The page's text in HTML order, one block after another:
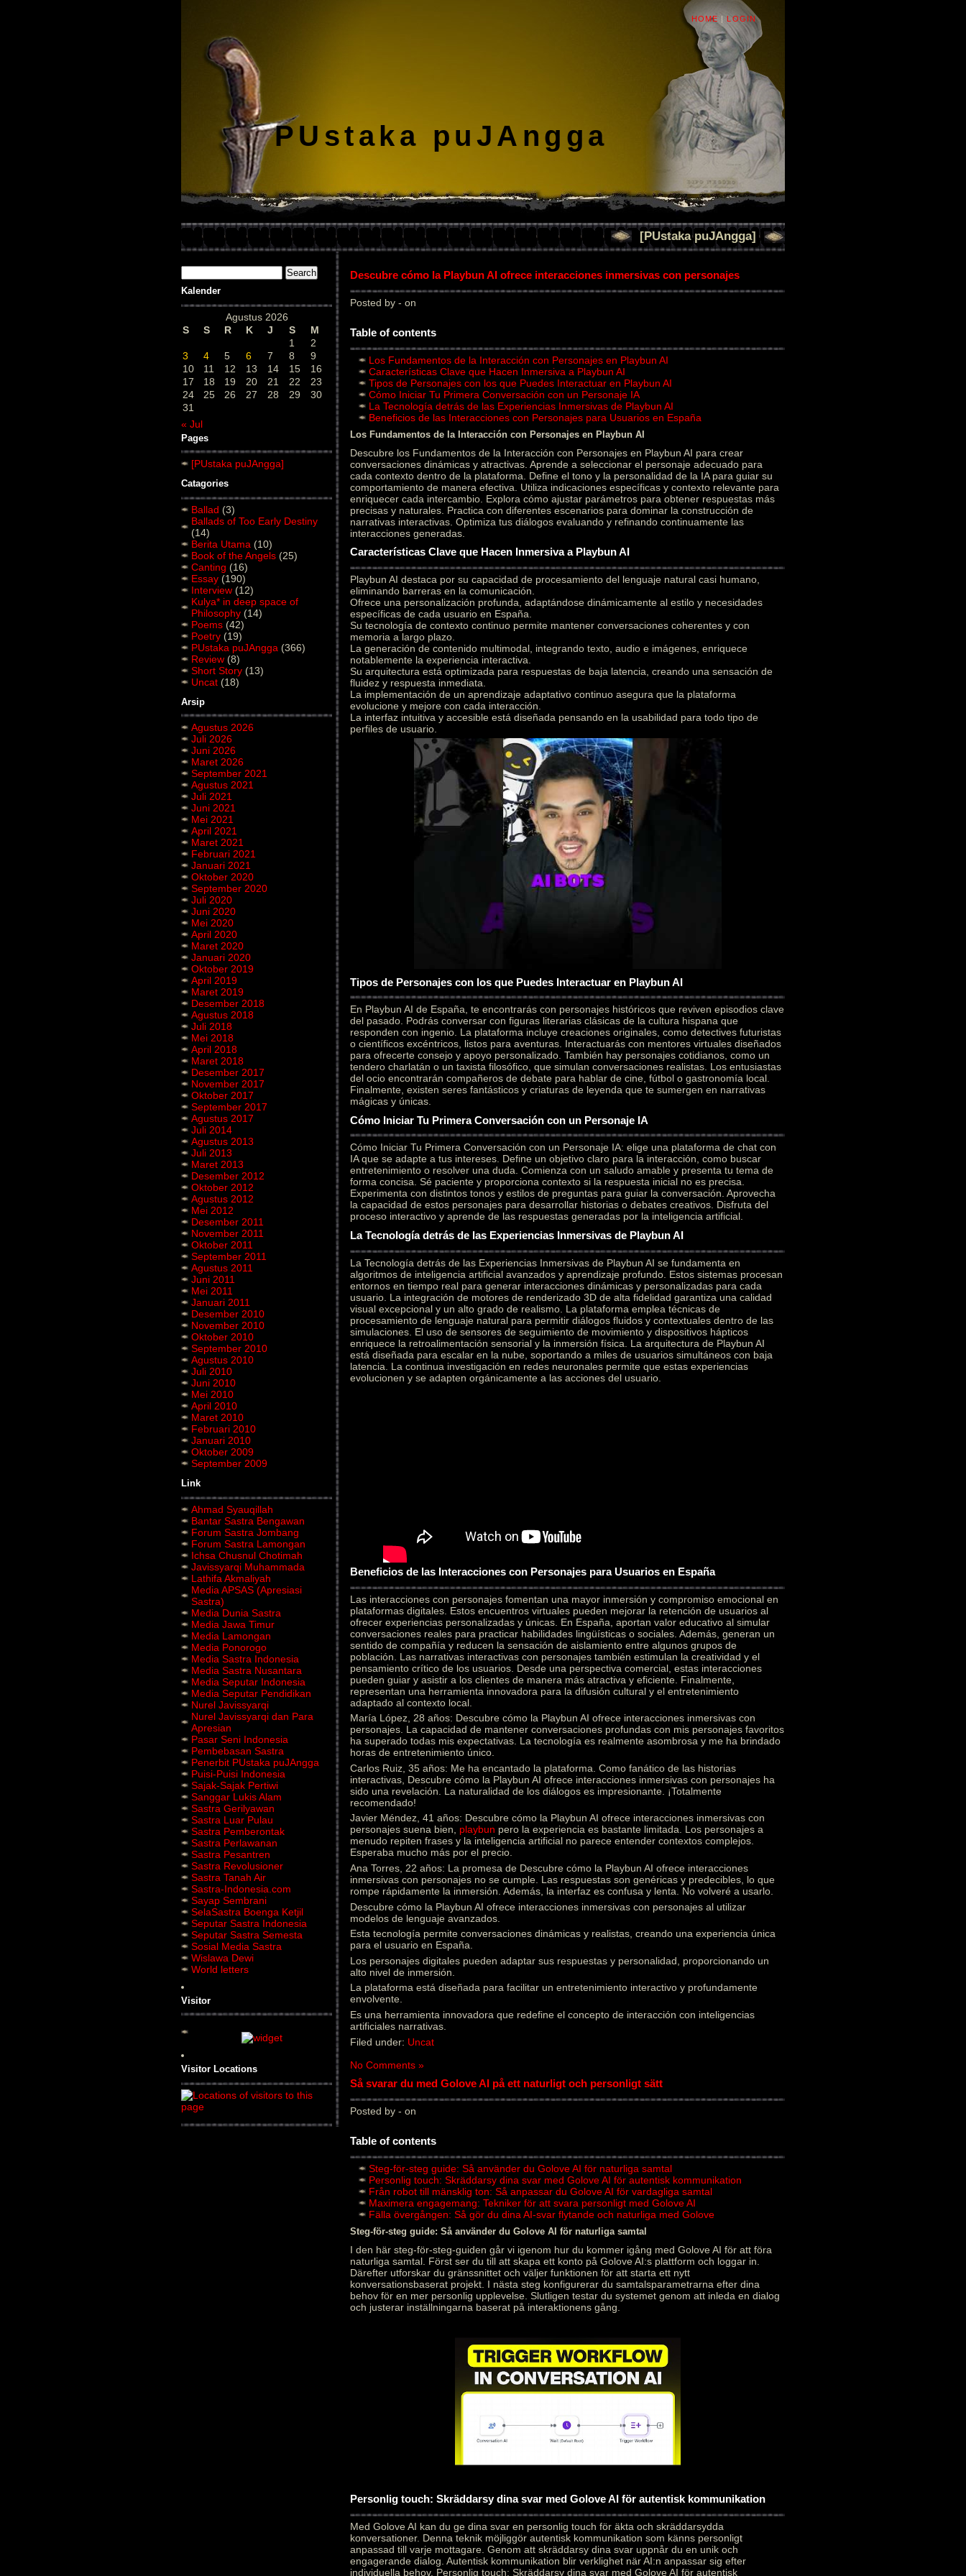
HOME | LOGIN
PUstaka puJAngga
[PUstaka puJAngga]
Kalender
Agustus 2026
S
S R K J S
M
1
2
3
4 5 6 7 8
9
10
11 12 13 14 15
16
17
18 19 20 21 22
23
24
25 26 27 28 29
30
31
« Jul
Pages
[PUstaka puJAngga]
Catagories
Ballad (3)
Ballads of Too Early Destiny
(14)
Berita Utama (10)
Book of the Angels (25)
Canting (16)
Essay (190)
Interview (12)
Kulya* in deep space of
Philosophy (14)
Poems (42)
Poetry (19)
PUstaka puJAngga (366)
Review (8)
Short Story (13)
Uncat (18)
Arsip
Agustus 2026
Juli 2026
Juni 2026
Maret 2026
September 2021
Agustus 2021
Juli 2021
Juni 2021
Mei 2021
April 2021
Maret 2021
Februari 2021
Januari 2021
Oktober 2020
September 2020
Juli 2020
Juni 2020
Mei 2020
April 2020
Maret 2020
Januari 2020
Oktober 2019
April 2019
Maret 2019
Desember 2018
Agustus 2018
Juli 2018
Mei 2018
April 2018
Maret 2018
Desember 2017
November 2017
Oktober 2017
September 2017
Agustus 2017
Juli 2014
Agustus 2013
Juli 2013
Maret 2013
Desember 2012
Oktober 2012
Agustus 2012
Mei 2012
Desember 2011
November 2011
Oktober 2011
September 2011
Agustus 2011
Juni 2011
Mei 2011
Januari 2011
Desember 2010
November 2010
Oktober 2010
September 2010
Agustus 2010
Juli 2010
Juni 2010
Mei 2010
April 2010
Maret 2010
Februari 2010
Januari 2010
Oktober 2009
September 2009
Link
Ahmad Syauqillah
Bantar Sastra Bengawan
Forum Sastra Jombang
Forum Sastra Lamongan
Ichsa Chusnul Chotimah
Javissyarqi Muhammada
Lathifa Akmaliyah
Media APSAS (Apresiasi
Sastra)
Media Dunia Sastra
Media Jawa Timur
Media Lamongan
Media Ponorogo
Media Sastra Indonesia
Media Sastra Nusantara
Media Seputar Indonesia
Media Seputar Pendidikan
Nurel Javissyarqi
Nurel Javissyarqi dan Para
Apresian
Pasar Seni Indonesia
Pembebasan Sastra
Penerbit PUstaka puJAngga
Puisi-Puisi Indonesia
Sajak-Sajak Pertiwi
Sanggar Lukis Alam
Sastra Gerilyawan
Sastra Luar Pulau
Sastra Pemberontak
Sastra Perlawanan
Sastra Pesantren
Sastra Revolusioner
Sastra Tanah Air
Sastra-Indonesia.com
Sayap Sembrani
SelaSastra Boenga Ketjil
Seputar Sastra Indonesia
Seputar Sastra Semesta
Sosial Media Sastra
Wislawa Dewi
World letters
Visitor
Visitor Locations
Descubre cómo la Playbun AI ofrece interacciones inmersivas con personajes
Posted by - on
Table of contents
Los Fundamentos de la Interacción con Personajes en Playbun AI
Características Clave que Hacen Inmersiva a Playbun AI
Tipos de Personajes con los que Puedes Interactuar en Playbun AI
Cómo Iniciar Tu Primera Conversación con un Personaje IA
La Tecnología detrás de las Experiencias Inmersivas de Playbun AI
Beneficios de las Interacciones con Personajes para Usuarios en España
Los Fundamentos de la Interacción con Personajes en Playbun AI
Descubre los Fundamentos de la Interacción con Personajes en Playbun AI para crear
conversaciones dinámicas y atractivas. Aprende a seleccionar el personaje adecuado para
cada contexto dentro de la plataforma. Define el tono y la personalidad de la IA para guiar su
comportamiento de manera efectiva. Utiliza indicaciones específicas y contexto relevante para
enriquecer cada intercambio. Explora cómo ajustar parámetros para obtener respuestas más
precisas y naturales. Practica con diferentes escenarios para dominar la construcción de
narrativas interactivas. Optimiza tus diálogos evaluando y refinando continuamente las
interacciones generadas.
Características Clave que Hacen Inmersiva a Playbun AI
Playbun AI destaca por su capacidad de procesamiento del lenguaje natural casi humano,
eliminando barreras en la comunicación.
Ofrece una personalización profunda, adaptándose dinámicamente al estilo y necesidades
específicas de cada usuario en España.
Su tecnología de contexto continuo permite mantener conversaciones coherentes y con
memoria a largo plazo.
La generación de contenido multimodal, integrando texto, audio e imágenes, enriquece
notablemente la experiencia interactiva.
Su arquitectura está optimizada para respuestas de baja latencia, creando una sensación de
fluidez y respuesta inmediata.
La implementación de un aprendizaje adaptativo continuo asegura que la plataforma
evolucione y mejore con cada interacción.
La interfaz intuitiva y accesible está diseñada pensando en la usabilidad para todo tipo de
perfiles de usuario.
Tipos de Personajes con los que Puedes Interactuar en Playbun AI
En Playbun AI de España, te encontrarás con personajes históricos que reviven episodios clave
del pasado. Podrás conversar con figuras literarias clásicas de la cultura hispana que
responden con ingenio. La plataforma incluye creaciones originales, como detectives futuristas
o científicos excéntricos, listos para aventuras. Interactuarás con mentores virtuales diseñados
para ofrecerte consejo y apoyo personalizado. También hay personajes cotidianos, como un
tendero charlatán o un taxista filosófico, que simulan conversaciones realistas. Los entusiastas
del ocio encontrarán compañeros de debate para hablar de cine, fútbol o gastronomía local.
Finalmente, existen seres fantásticos y criaturas de leyenda que te sumergen en narrativas
mágicas y únicas.
Cómo Iniciar Tu Primera Conversación con un Personaje IA
Cómo Iniciar Tu Primera Conversación con un Personaje IA: elige una plataforma de chat con
IA que se adapte a tus intereses. Define un objetivo claro para la interacción, como buscar
entretenimiento o resolver una duda. Comienza con un saludo amable y presenta tu tema de
forma concisa. Sé paciente y proporciona contexto si la respuesta inicial no es precisa.
Experimenta con distintos tonos y estilos de preguntas para guiar la conversación. Aprovecha
la capacidad de estos personajes para desarrollar historias o debates creativos. Disfruta del
proceso interactivo y aprende de las respuestas generadas por la inteligencia artificial.
La Tecnología detrás de las Experiencias Inmersivas de Playbun AI
La Tecnología detrás de las Experiencias Inmersivas de Playbun AI se fundamenta en
algoritmos de inteligencia artificial avanzados y aprendizaje profundo. Estos sistemas procesan
entornos en tiempo real para generar interacciones dinámicas y personalizadas para cada
usuario. La integración de motores de renderizado 3D de alta fidelidad garantiza una calidad
visual excepcional y un alto grado de realismo. La plataforma emplea técnicas de
procesamiento de lenguaje natural para permitir diálogos fluidos y contextuales dentro de las
simulaciones. El uso de sensores de seguimiento de movimiento y dispositivos hápticos
enriquece la retroalimentación sensorial y la inmersión física. La arquitectura de Playbun AI
está diseñada para escalar en la nube, soportando a miles de usuarios simultáneos con baja
latencia. La continua investigación en redes neuronales permite que estas experiencias
evolucionen y se adapten orgánicamente a las acciones del usuario.
Beneficios de las Interacciones con Personajes para Usuarios en España
Las interacciones con personajes fomentan una mayor inmersión y compromiso emocional en
plataformas digitales. Estos encuentros virtuales pueden mejorar la retención de usuarios al
ofrecer experiencias personalizadas y únicas. En España, aportan valor educativo al simular
conversaciones reales para practicar habilidades lingüísticas o sociales. Además, generan un
sentido de compañía y reducen la sensación de aislamiento entre algunos grupos de
población. Las narrativas interactivas con personajes también estimulan la creatividad y el
pensamiento crítico de los usuarios. Desde una perspectiva comercial, estas interacciones
pueden guiar y asistir a los clientes de manera más atractiva y eficiente. Finalmente,
representan una herramienta innovadora para la difusión cultural y el entretenimiento
adaptado al contexto local.
María López, 28 años: Descubre cómo la Playbun AI ofrece interacciones inmersivas con
personajes. La capacidad de mantener conversaciones profundas con mis personajes favoritos
ha superado todas mis expectativas. La tecnología es realmente asombrosa y me ha brindado
horas de entretenimiento único.
Carlos Ruiz, 35 años: Me ha encantado la plataforma. Como fanático de las historias
interactivas, Descubre cómo la Playbun AI ofrece interacciones inmersivas con personajes ha
sido una revelación. La naturalidad de los diálogos es impresionante. ¡Totalmente
recomendado!
Javier Méndez, 41 años: Descubre cómo la Playbun AI ofrece interacciones inmersivas con
personajes suena bien, playbun pero la experiencia es bastante limitada. Los personajes a
menudo repiten frases y la inteligencia artificial no parece entender contextos complejos.
Esperaba mucho más por el precio.
Ana Torres, 22 años: La promesa de Descubre cómo la Playbun AI ofrece interacciones
inmersivas con personajes no se cumple. Las respuestas son genéricas y predecibles, lo que
rompe rápidamente la inmersión. Además, la interfaz es confusa y lenta. No volveré a usarlo.
Descubre cómo la Playbun AI ofrece interacciones inmersivas con personajes al utilizar
modelos de lenguaje avanzados.
Esta tecnología permite conversaciones dinámicas y realistas, creando una experiencia única
para el usuario en España.
Los personajes digitales pueden adaptar sus respuestas y personalidad, proporcionando un
alto nivel de inmersión.
La plataforma está diseñada para facilitar un entretenimiento interactivo y profundamente
envolvente.
Es una herramienta innovadora que redefine el concepto de interacción con inteligencias
artificiales narrativas.
Filed under: Uncat
No Comments »
Så svarar du med Golove AI på ett naturligt och personligt sätt
Posted by - on
Table of contents
Steg-för-steg guide: Så använder du Golove AI för naturliga samtal
Personlig touch: Skräddarsy dina svar med Golove AI för autentisk kommunikation
Från robot till mänsklig ton: Så anpassar du Golove AI för vardagliga samtal
Maximera engagemang: Tekniker för att svara personligt med Golove AI
Fälla övergången: Så gör du dina AI-svar flytande och naturliga med Golove
Steg-för-steg guide: Så använder du Golove AI för naturliga samtal
I den här steg-för-steg-guiden går vi igenom hur du kommer igång med Golove AI för att föra
naturliga samtal. Först ser du till att skapa ett konto på Golove AI:s plattform och loggar in.
Därefter utforskar du gränssnittet och väljer funktionen för att starta ett nytt
konversationsbaserat projekt. I nästa steg konfigurerar du samtalsparametrarna efter dina
behov för en mer personlig upplevelse. Slutligen testar du systemet genom att inleda en dialog
och justerar inställningarna baserat på interaktionens gång.
Personlig touch: Skräddarsy dina svar med Golove AI för autentisk kommunikation
Med Golove AI kan du ge dina svar en personlig touch för äkta och skräddarsydda
konversationer. Denna teknik möjliggör autentisk kommunikation som känns personligt
anpassad till varje mottagare. Genom att skräddarsy dina svar uppnår du en unik och
engagerande dialog. Autentisk kommunikation blir verklighet när AI:n anpassar sig efter
individuella behov. Personlig touch: Skräddarsy dina svar med Golove AI för autentisk